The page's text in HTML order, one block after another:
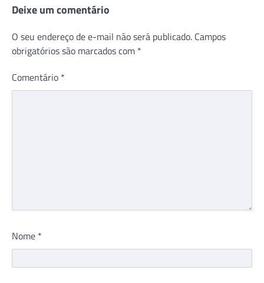
Deixe um comentário
O seu endereço de e-mail não será publicado. Campos
obrigatórios são marcados com *
Comentário *
Nome *